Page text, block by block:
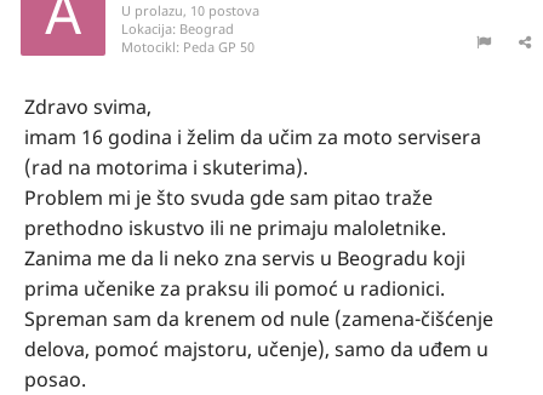
U prolazu, 10 postova
Lokacija: Beograd
Motocikl: Peda GP 50
Zdravo svima,
imam 16 godina i želim da učim za moto servisera
(rad na motorima i skuterima).
Problem mi je što svuda gde sam pitao traže
prethodno iskustvo ili ne primaju maloletnike.
Zanima me da li neko zna servis u Beogradu koji
prima učenike za praksu ili pomoć u radionici.
Spreman sam da krenem od nule (zamena-čišćenje
delova, pomoć majstoru, učenje), samo da uđem u
posao.